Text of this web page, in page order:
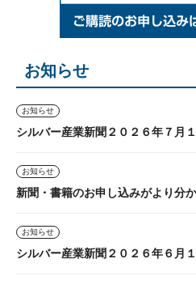
お知らせ
お知らせ
シルバー産業新聞２０２６年７月
お知らせ
新聞・書籍のお申し込みがより分
お知らせ
シルバー産業新聞２０２６年６月